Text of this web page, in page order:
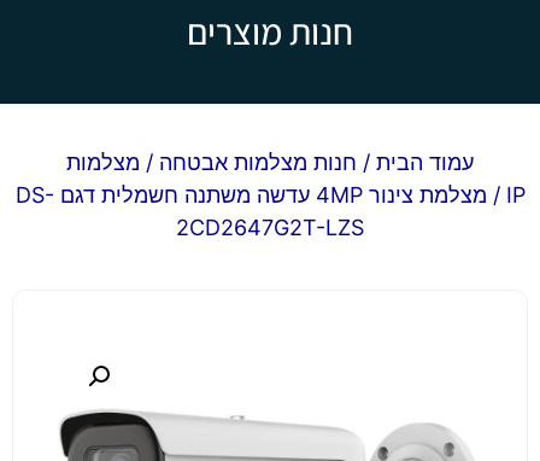
חנות מוצרים
עמוד הבית / חנות מצלמות אבטחה / מצלמות
IP
/ מצלמת צינור 4MP עדשה משתנה חשמלית דגם DS-
2CD2647G2T-LZS